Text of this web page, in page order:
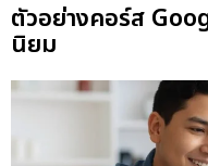
ตัวอย่างคอร์ส
นิยม